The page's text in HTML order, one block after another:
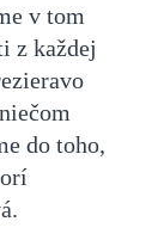
v tom
z každej
do toho,